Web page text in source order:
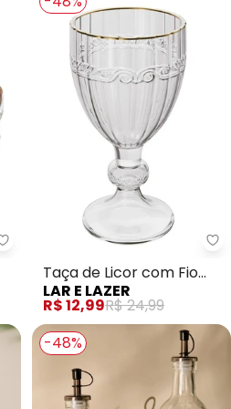
Lar e Lazer - Bowl Deli Diamond
Taça de Licor com Fio
Dourado Imperial (Em
Vidro)
LAR E LAZER
R$ 12,99R$ 24,99
-48%